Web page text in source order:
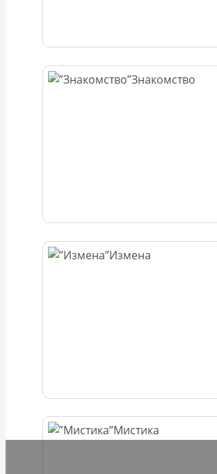
Знакомство
Измена
Мистика